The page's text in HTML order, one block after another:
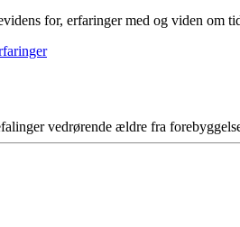
for, erfaringer med og viden om
vedrørende ældre fra